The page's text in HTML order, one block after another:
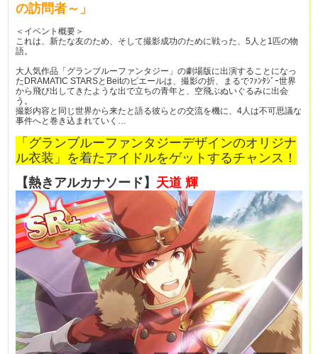
の訪問者～」
＜イベント概要＞
これは、新たな友のため、そして撮影成功のために戦った、5人と1匹の物
語。
大人気作品「グランブルーファンタジー」の劇場版に出演することになっ
たDRAMATIC STARSとBeitのピエールは、撮影の折、まるでﾌｧﾝﾀｼﾞｰ世界
から飛び出してきたような出で立ちの青年と、空飛ぶぬいぐるみに出会
う。
撮影内容と同じ世界から来たと語る彼らとの交流を機に、4人は不可思議な
事件へと巻き込まれていく…
「グランブルーファンタジーデザインのオリジナ
ル衣装」を着たアイドルをゲットするチャンス！
【熱きアルカナソード】 天道 輝